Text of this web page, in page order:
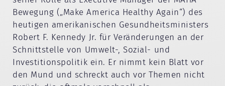
Bewegung („Make America Healthy Again“) des
heutigen amerikanischen Gesundheitsministers
Robert F. Kennedy Jr. für Veränderungen an der
Schnittstelle von Umwelt-, Sozial- und
Investitionspolitik ein. Er nimmt kein Blatt vor
den Mund und schreckt auch vor Themen nicht